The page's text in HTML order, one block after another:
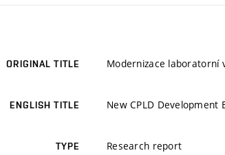
ORIGINAL TITLE Modernizace laboratorní
ENGLISH TITLE New CPLD Development
TYPE Research report